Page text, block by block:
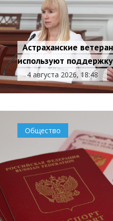
Астраханские
используют
4 августа 2026, 18:48
Общество